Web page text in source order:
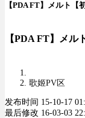
【PDA FT】メルト【
【PDA FT】メル
歌姬PV区
发布时间 15-10-17
最后修改 16-03-03